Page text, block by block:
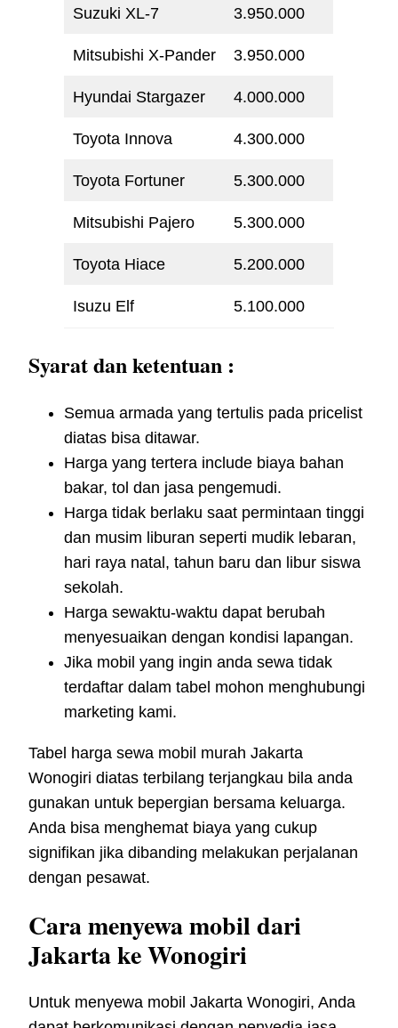
Suzuki XL-7 3.950.000
Mitsubishi X-Pander 3.950.000
Hyundai Stargazer 4.000.000
Toyota Innova 4.300.000
Toyota Fortuner 5.300.000
Mitsubishi Pajero 5.300.000
Toyota Hiace 5.200.000
Isuzu Elf 5.100.000
Syarat dan ketentuan :
Semua armada yang tertulis pada pricelist
diatas bisa ditawar.
Harga yang tertera include biaya bahan
bakar, tol dan jasa pengemudi.
Harga tidak berlaku saat permintaan tinggi
dan musim liburan seperti mudik lebaran,
hari raya natal, tahun baru dan libur siswa
sekolah.
Harga sewaktu-waktu dapat berubah
menyesuaikan dengan kondisi lapangan.
Jika mobil yang ingin anda sewa tidak
terdaftar dalam tabel mohon menghubungi
marketing kami.
Tabel harga sewa mobil murah Jakarta
Wonogiri diatas terbilang terjangkau bila anda
gunakan untuk bepergian bersama keluarga.
Anda bisa menghemat biaya yang cukup
signifikan jika dibanding melakukan perjalanan
dengan pesawat.
Cara menyewa mobil dari
Jakarta ke Wonogiri
Untuk menyewa mobil Jakarta Wonogiri, Anda